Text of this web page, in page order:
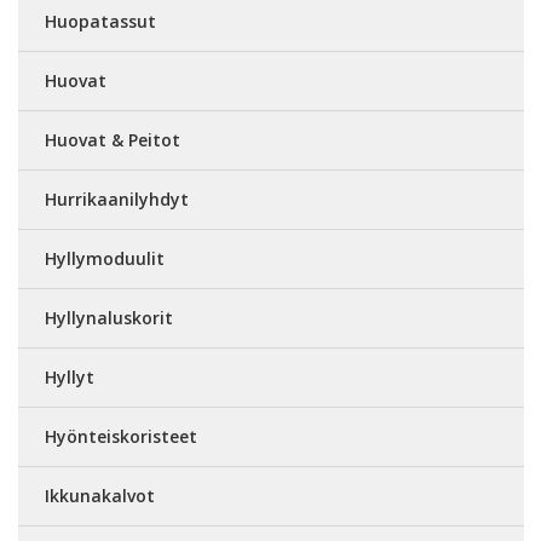
Huopatassut
Huovat
Huovat & Peitot
Hurrikaanilyhdyt
Hyllymoduulit
Hyllynaluskorit
Hyllyt
Hyönteiskoristeet
Ikkunakalvot